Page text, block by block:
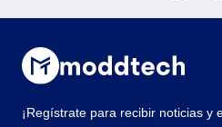
¡Regístrate para recibir noticias y